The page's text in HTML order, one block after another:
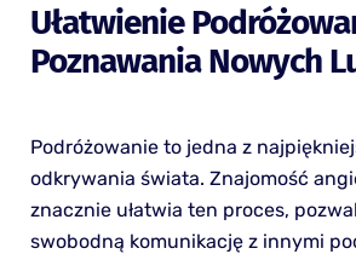
Ułatwienie
Poznawania Nowych
Podróżowanie to jedna z
odkrywania świata. Znajomość
znacznie ułatwia ten proces,
swobodną komunikację z innymi